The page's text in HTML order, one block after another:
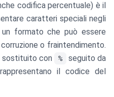
codifica percentuale) è il
caratteri speciali negli
formato che può essere
o fraintendimento.
sostituito con
%
seguito da
il codice del